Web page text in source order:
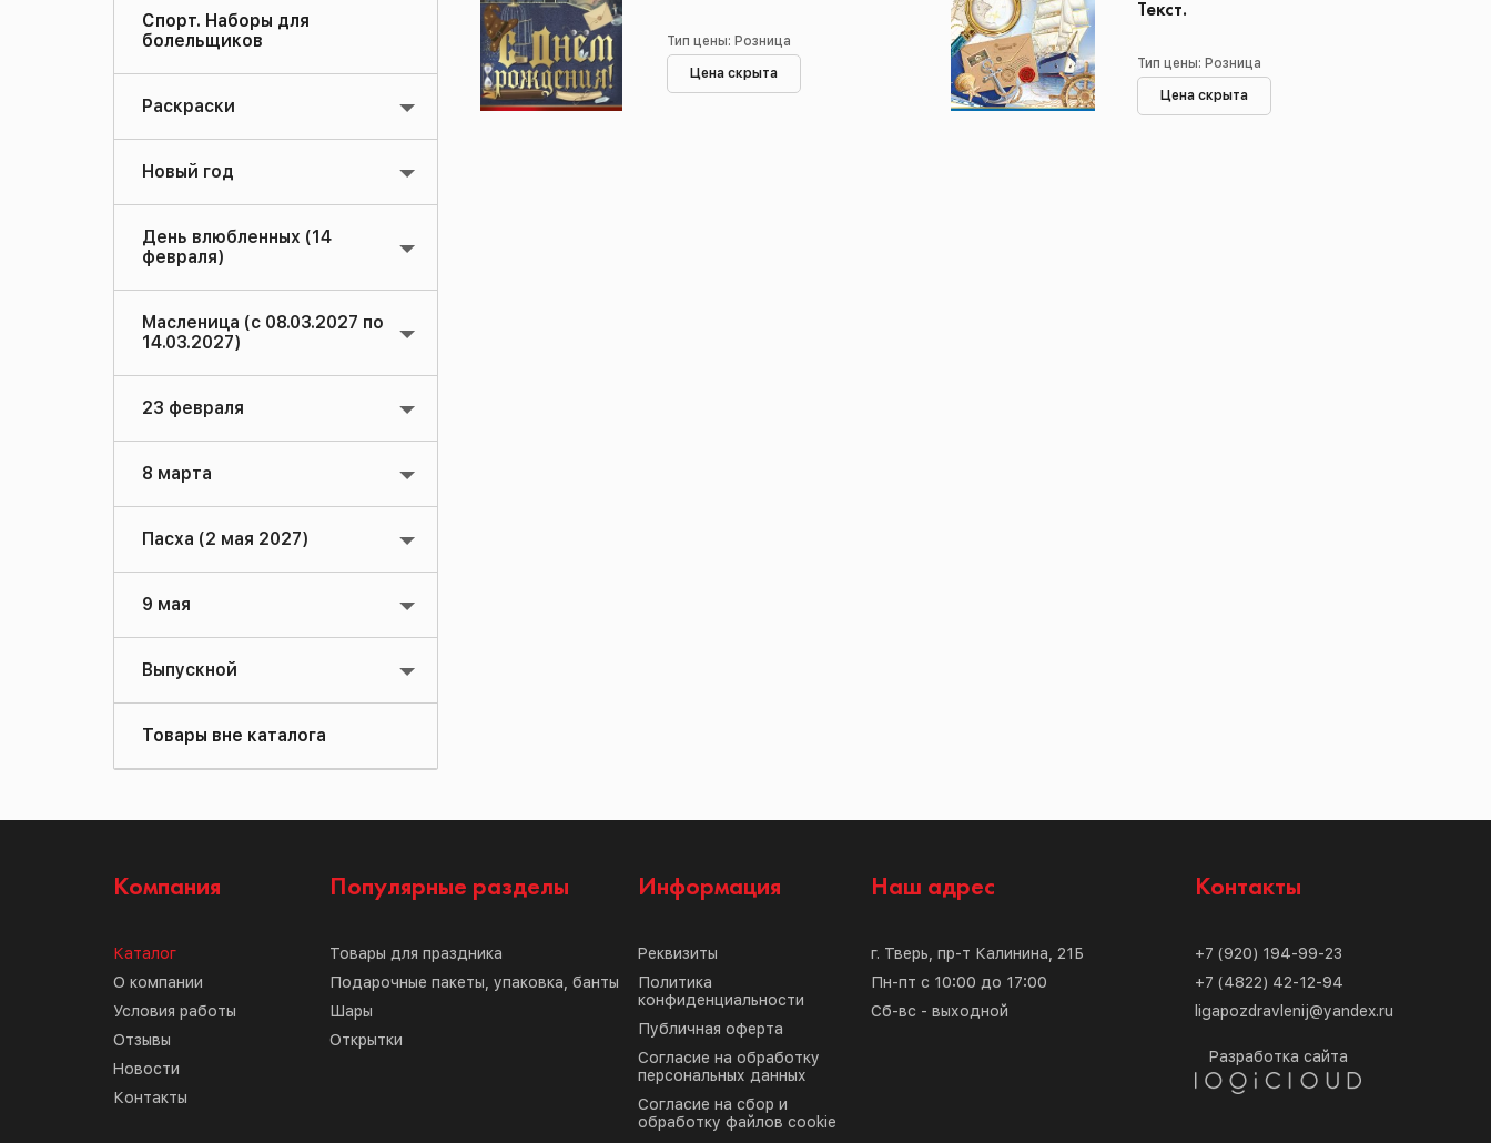
Спорт. Наборы для
болельщиков
Раскраски
Новый год
День влюбленных (14
февраля)
Масленица (с 08.03.2027 по
14.03.2027)
23 февраля
8 марта
Пасха (2 мая 2027)
9 мая
Выпускной
Товары вне каталога
Тип цены: Розница
Цена скрыта
Текст.
Тип цены: Розница
Цена скрыта
Компания
Каталог
О компании
Условия работы
Отзывы
Новости
Контакты
Популярные разделы
Товары для праздника
Подарочные пакеты, упаковка, банты
Шары
Открытки
Информация
Реквизиты
Политика
конфиденциальности
Публичная оферта
Согласие на обработку
персональных данных
Согласие на сбор и
обработку файлов cookie
Наш адрес
г. Тверь, пр-т Калинина, 21Б
Пн-пт с 10:00 до 17:00
Сб-вс - выходной
Контакты
+7 (920) 194-99-23
+7 (4822) 42-12-94
ligapozdravlenij@yandex.ru
Разработка сайта